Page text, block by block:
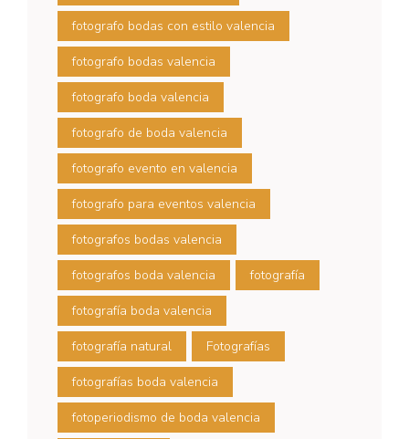
fotografo bodas con estilo valencia
fotografo bodas valencia
fotografo boda valencia
fotografo de boda valencia
fotografo evento en valencia
fotografo para eventos valencia
fotografos bodas valencia
fotografos boda valencia fotografía
fotografía boda valencia
fotografía natural Fotografías
fotografías boda valencia
fotoperiodismo de boda valencia